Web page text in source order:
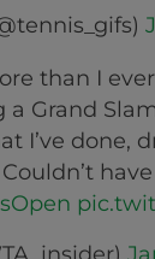
than I
Grand
I’ve done,